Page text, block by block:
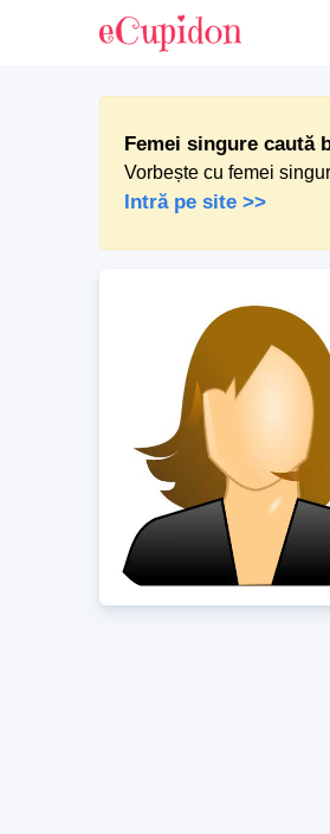
Femei singure caută
Vorbește cu femei
Intră pe site >>